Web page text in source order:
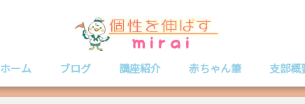
ホーム ブログ 講座紹介 赤ちゃん筆 支部概